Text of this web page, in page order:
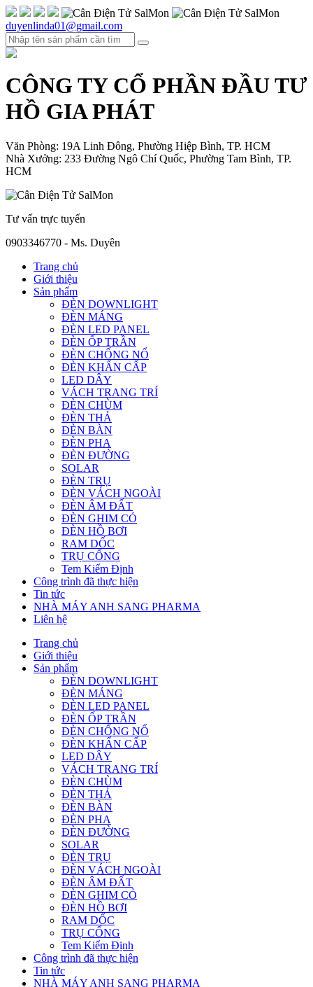
duyenlinda01@gmail.com
CÔNG TY CỔ PHẦN ĐẦU TƯ
HỒ GIA PHÁT
Văn Phòng: 19A Linh Đông, Phường Hiệp Bình, TP. HCM
Nhà Xưởng: 233 Đường Ngô Chí Quốc, Phường Tam Bình, TP.
HCM
Tư vấn trực tuyến
0903346770 - Ms. Duyên
Trang chủ
Giới thiệu
Sản phẩm
ĐÈN DOWNLIGHT
ĐÈN MÁNG
ĐÈN LED PANEL
ĐÈN ỐP TRẦN
ĐÈN CHỐNG NỔ
ĐÈN KHẨN CẤP
LED DÂY
VÁCH TRANG TRÍ
ĐÈN CHÙM
ĐÈN THẢ
ĐÈN BÀN
ĐÈN PHA
ĐÈN ĐƯỜNG
SOLAR
ĐÈN TRỤ
ĐÈN VÁCH NGOÀI
ĐÈN ÂM ĐẤT
ĐÈN GHIM CỎ
ĐÈN HỒ BƠI
RAM DỐC
TRỤ CỔNG
Tem Kiểm Định
Công trình đã thực hiện
Tin tức
NHÀ MÁY ANH SANG PHARMA
Liên hệ
Trang chủ
Giới thiệu
Sản phẩm
ĐÈN DOWNLIGHT
ĐÈN MÁNG
ĐÈN LED PANEL
ĐÈN ỐP TRẦN
ĐÈN CHỐNG NỔ
ĐÈN KHẨN CẤP
LED DÂY
VÁCH TRANG TRÍ
ĐÈN CHÙM
ĐÈN THẢ
ĐÈN BÀN
ĐÈN PHA
ĐÈN ĐƯỜNG
SOLAR
ĐÈN TRỤ
ĐÈN VÁCH NGOÀI
ĐÈN ÂM ĐẤT
ĐÈN GHIM CỎ
ĐÈN HỒ BƠI
RAM DỐC
TRỤ CỔNG
Tem Kiểm Định
Công trình đã thực hiện
Tin tức
NHÀ MÁY ANH SANG PHARMA